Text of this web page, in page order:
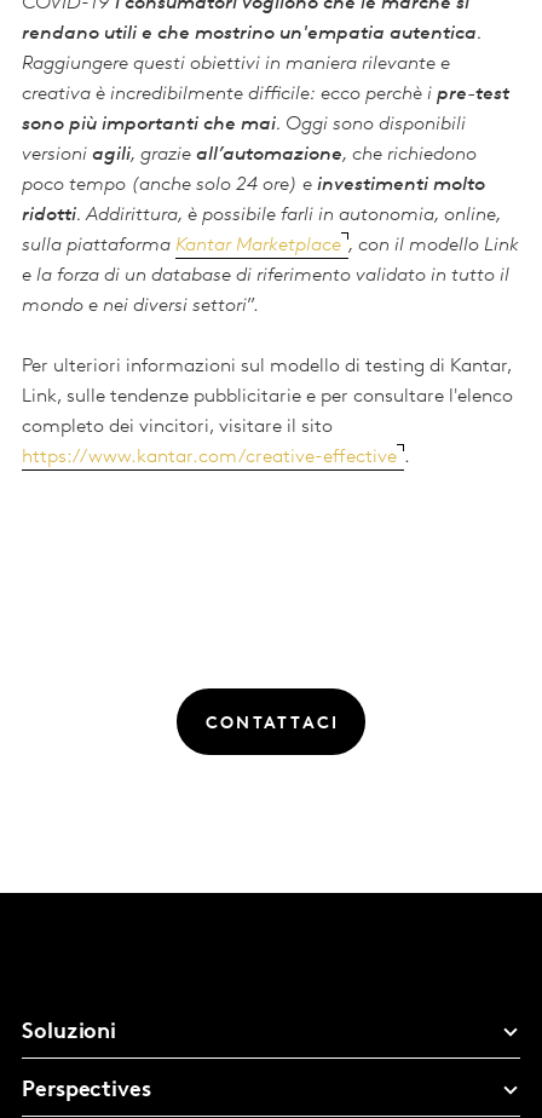
COVID-19 i consumatori vogliono che le marche si
rendano utili e che mostrino un'empatia autentica.
Raggiungere questi obiettivi in maniera rilevante e
creativa è incredibilmente difficile: ecco perchè i pre-test
sono più importanti che mai. Oggi sono disponibili
versioni agili, grazie all’automazione, che richiedono
poco tempo (anche solo 24 ore) e investimenti molto
ridotti. Addirittura, è possibile farli in autonomia, online,
sulla piattaforma Kantar Marketplace , con il modello Link
e la forza di un database di riferimento validato in tutto il
mondo e nei diversi settori”.
Per ulteriori informazioni sul modello di testing di Kantar,
Link, sulle tendenze pubblicitarie e per consultare l'elenco
completo dei vincitori, visitare il sito
https://www.kantar.com/creative-effective .
CONTATTACI
Soluzioni
Perspectives